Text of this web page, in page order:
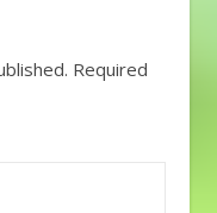
Required